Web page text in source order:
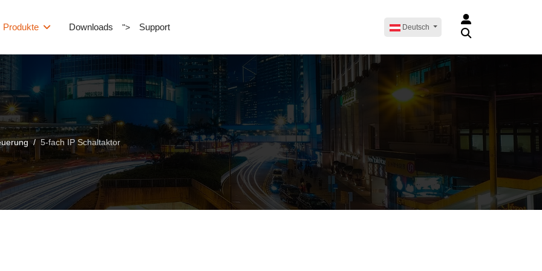
Produkte Downloads "> Support Deutsch
5-fach IP Schaltaktor